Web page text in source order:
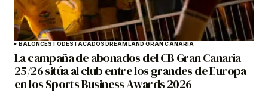
BALONCESTODESTACADOSDREAMLAND GRAN CANARIA
La campaña de abonados del CB Gran Canaria
25/26 sitúa al club entre los grandes de Europa
en los Sports Business Awards 2026